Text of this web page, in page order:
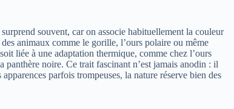
souvent, car on associe habituellement la couleur
animaux comme le gorille, l’ours polaire ou même
liée à une adaptation thermique, comme chez l’ours
noire. Ce trait fascinant n’est jamais anodin : il
parfois trompeuses, la nature réserve bien des